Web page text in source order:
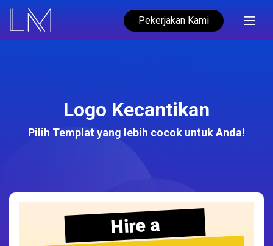
Pekerjakan Kami
Logo Kecantikan
Pilih Templat yang lebih cocok untuk Anda!
Hire a